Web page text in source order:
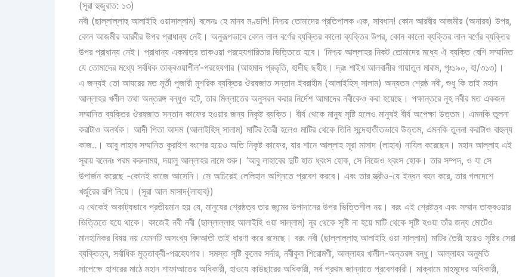
(সূরা হুজুরাত: ১৩)
নবী (ছাল্লাল্লাহু আলাইহি ওয়াসাল্লাম) বলেনঃ হে মানব মণ্ডলি! নিশ্চয় তোমাদের প্রতিপালক এক, সাবধান! কোন আরবীর আজমীর (অনারব) উপর,
কোন আজমীর আরবীর উপর প্রাধান্য নেই। অনুরূপভাবে কোন লাল বর্ণের ব্যক্তির কালো ব্যক্তির উপর, কোন কালো ব্যক্তির লাল বর্ণের ব্যক্তির
উপর প্রাধান্য নেই। প্রাধান্য একমাত্র তাকওয়া পরহেযগারিতার ভিত্তিতে হবে। ‘নিশ্চয় আল্লাহর নিকট তোমাদের মধ্যে ঐ ব্যক্তি বেশি সম্মানিত
যে তোমাদের মধ্যে সর্বধিক তাক্বওয়াশীল’-পরহেযগার (আহমাদ প্রভৃতি, হাদীছ ছহীহ। দ্রঃ শাইখ আলবানীর গায়াতুল মারাম, পৃঃ১৯০, হা/৩১৩)।
এ জন্যই তো আযরের মত মূর্তী পুজারী মুশরিক ব্যক্তির ঔরষজাত সন্তান ইবরাহীম (আলাইহিস্ সালাম) অন্যতম শ্রেষ্ঠ নবী, শুধু কি তাই মহান
আল্লাহর খলীল তথা অন্তরঙ্গ বন্ধুও বটে, তার মিল্লাতের অনুসরন করার নির্দেশ আমাদের নবীকেও করা হয়েছে। পক্ষান্তরে নূহ নবীর মত একজন
সম্মানিত ব্যক্তির ঔরষজাত সন্তান কাফের হওয়ার জন্য নিকৃষ্ট ব্যক্তি। বীর্য থেকে মানুষ সৃষ্টি হলেও মানুষই বীর্য অপেক্ষা উত্তম। এমনকি তুলনা
করাটাও অনর্থক। আদী পিতা আদম (আলাইহিস্ সালাম) মাটির তৈরী হলেও মাটির থেকে তিনি সন্দেহাতীতভাবে উত্তম, এমনকি তুলনা করাটাও বাহুল্য
কাজ..। আবু লাহাব সম্মানিত কুরাইশ বংশের হয়েও অতি নিকৃষ্ট কাফের, যার শানে আল্লাহ সূরা মাসাদ (লাহাব) নাযিল করেছেন। মহান আল্লাহ এই
সূরায় বলেনঃ পরম করুনাময়, দয়ালু আল্লাহর নামে শুরু। ‘আবু লাহাবের দুটি হাত ধ্বংস হোক, সে নিজেও ধ্বংস হোক। তার সম্পদ, ও যা সে
উপার্জন করেছে -কোনই কাজে আসেনি। সে অচিরেই লেলিহান অগ্নিতে প্রবেশ করবে। এবং তার স্ত্রীও-যে ইন্ধন বহন করে, তার গলদেশে
খর্জুরের রশি নিয়ে। (সূরা আল মাসাদ{লাহাব})
এ থেকেই অকাট্যভাবে প্রতীয়মান হয় যে, মানুষের শ্রেষ্ঠত্ব তার জন্মের উপাদানের উপর ভিত্তিশীল নয়। বরং এই শ্রেষ্টত্ব এবং সম্মান তাক্বওয়ার
ভিত্তিতে হয়ে থাকে। কাজেই নবী নবী (ছাল্লাল্লাহু আলাইহি ওয়া সাল্লাম) নূর থেকে সৃষ্টি না হয়ে মাটি থেকে সৃষ্টি হওয়া তাঁর জন্য মোটেও
মানহানিকর বিষয় নয় যেমনটি অসংখ্য বিদআতী তাই ধারণা করে বসেছে। বরং নবী (ছাল্লাল্লাহু আলাইহি ওয়া সাল্লাম) মাটির তৈরী হয়েও সৃষ্টির সেরা
ব্যক্তিত্ব, সর্বাধিক মুত্তাক্বী-পরহেযগার। সমস্ত সৃষ্টি কুলের সর্দার, নবীকুল শিরোমণী, আল্লাহর খালীল-অন্তরঙ্গ বন্ধু। আল্লাহর অনুমতি
সাপেক্ষে হাশরের মাঠে মহান শাফাআতের অধিকারী, হাওযে কাউছারের অধিকারী, সর্ব প্রথম জান্নাতে প্রবেশকারী। মাক্বামে মাহমূদের অধিকারী,